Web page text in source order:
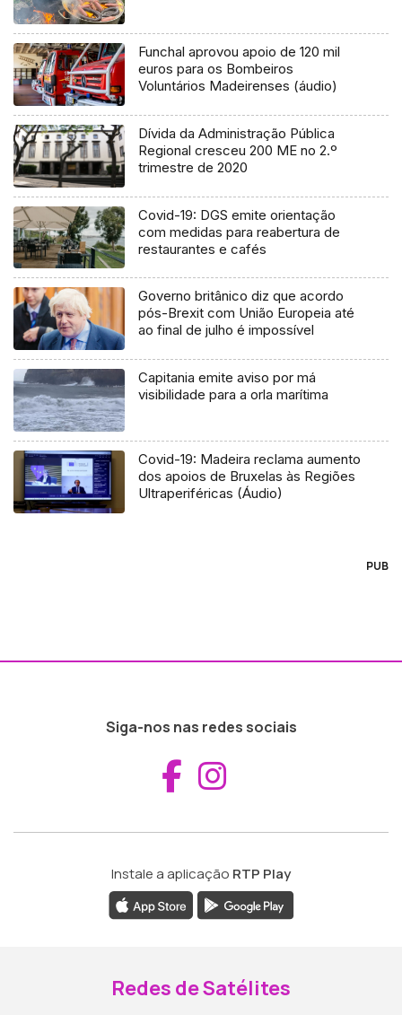
Funchal aprovou apoio de 120 mil
euros para os Bombeiros
Voluntários Madeirenses (áudio)
Dívida da Administração Pública
Regional cresceu 200 ME no 2.º
trimestre de 2020
Covid-19: DGS emite orientação
com medidas para reabertura de
restaurantes e cafés
Governo britânico diz que acordo
pós-Brexit com União Europeia até
ao final de julho é impossível
Capitania emite aviso por má
visibilidade para a orla marítima
Covid-19: Madeira reclama aumento
dos apoios de Bruxelas às Regiões
Ultraperiféricas (Áudio)
PUB
Siga-nos nas redes sociais
Aceder ao
Instale a aplicação RTP Play
Redes de Satélites